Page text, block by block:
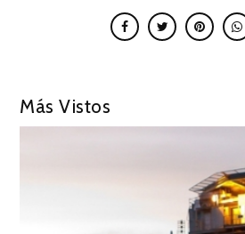
Más Vistos